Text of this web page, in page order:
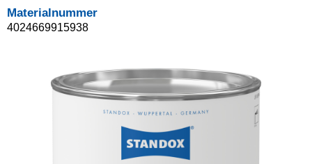
Materialnummer
4024669915938